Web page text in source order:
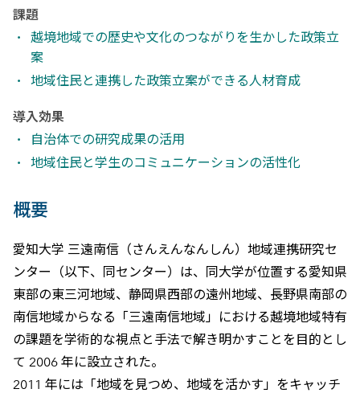
課題
越境地域での歴史や文化のつながりを生かした政策立
案
地域住民と連携した政策立案ができる人材育成
導入効果
自治体での研究成果の活用
地域住民と学生のコミュニケーションの活性化
概要
愛知大学 三遠南信（さんえんなんしん）地域連携研究セ
ンター（以下、同センター）は、同大学が位置する愛知県
東部の東三河地域、静岡県西部の遠州地域、長野県南部の
南信地域からなる「三遠南信地域」における越境地域特有
の課題を学術的な視点と手法で解き明かすことを目的とし
て 2006 年に設立された。
2011 年には「地域を見つめ、地域を活かす」をキャッチ